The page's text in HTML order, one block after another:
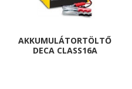
AKKUMULÁTORTÖLTŐ
DECA CLASS16A